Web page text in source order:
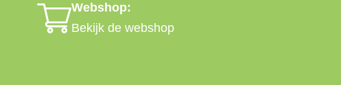
Webshop:
Bekijk de webshop